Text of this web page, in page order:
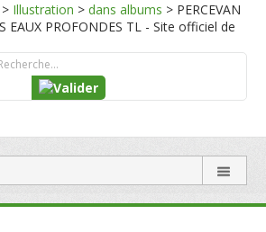
> Illustration > dans albums > PERCEVAN
EAUX PROFONDES TL - Site officiel de